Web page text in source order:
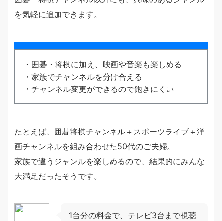
を気軽に追加できます。
・囲碁・将棋に加え、映画や音楽も楽しめる
・家族でチャンネルを分け合える
・チャンネル変更ができるので飽きにくい
たとえば、囲碁将棋チャンネル＋スポーツライブ＋洋
画チャンネルを組み合わせた50代のご夫婦。
家族で違うジャンルを楽しめるので、結果的にみんな
大満足だったそうです。
1台分の料金で、テレビ3台まで視聴